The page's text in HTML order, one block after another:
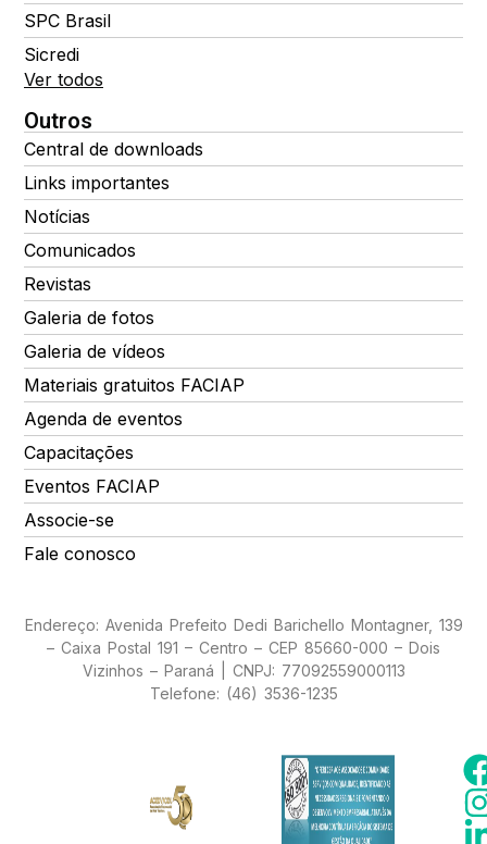
SPC Brasil
Sicredi
Ver todos
Outros
Central de downloads
Links importantes
Notícias
Comunicados
Revistas
Galeria de fotos
Galeria de vídeos
Materiais gratuitos FACIAP
Agenda de eventos
Capacitações
Eventos FACIAP
Associe-se
Fale conosco
Endereço: Avenida Prefeito Dedi Barichello Montagner, 139
– Caixa Postal 191 – Centro – CEP 85660-000 – Dois
Vizinhos – Paraná | CNPJ: 77092559000113
Telefone: (46) 3536-1235